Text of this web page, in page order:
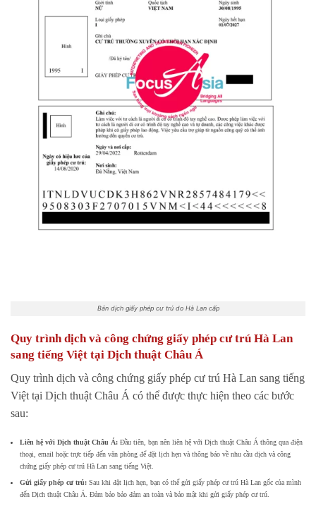
Bản dịch giấy phép cư trú do Hà Lan cấp
Quy trình dịch và công chứng giấy phép cư trú Hà Lan
sang tiếng Việt tại Dịch thuật Châu Á
Quy trình dịch và công chứng giấy phép cư trú Hà Lan sang tiếng
Việt tại Dịch thuật Châu Á có thể được thực hiện theo các bước
sau:
Liên hệ với Dịch thuật Châu Á: Đầu tiên, bạn nên liên hệ với Dịch thuật Châu Á thông qua điện
thoại, email hoặc trực tiếp đến văn phòng để đặt lịch hẹn và thông báo về nhu cầu dịch và công
chứng giấy phép cư trú Hà Lan sang tiếng Việt.
Gửi giấy phép cư trú: Sau khi đặt lịch hẹn, bạn có thể gửi giấy phép cư trú Hà Lan gốc của mình
đến Dịch thuật Châu Á. Đảm bảo bảo đảm an toàn và bảo mật khi gửi giấy phép cư trú.